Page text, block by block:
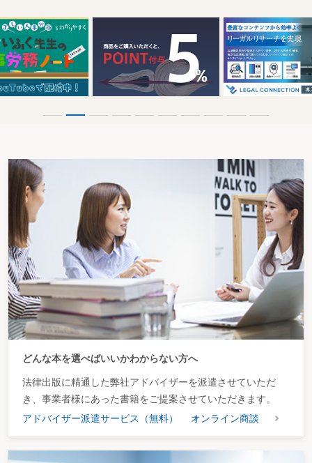
どんな本を選べばいいかわからない方へ
法律出版に精通した弊社アドバイザーを派遣させていただ
き、事業者様にあった書籍をご提案させていただきます。
アドバイザー派遣サービス（無料）
オンライン商談